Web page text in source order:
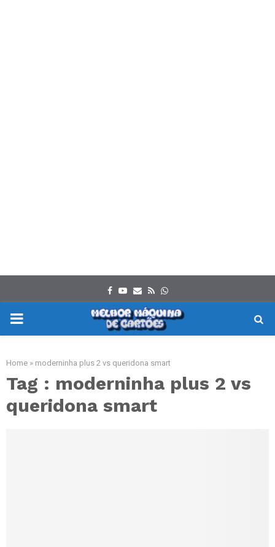
Facebook
Youtube
Email
RssWhatsapp
PRIMARY
Home » moderninha plus 2 vs queridona smart
Tag : moderninha plus 2 vs
queridona smart